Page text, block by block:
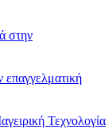
στην
Τεχνολογία